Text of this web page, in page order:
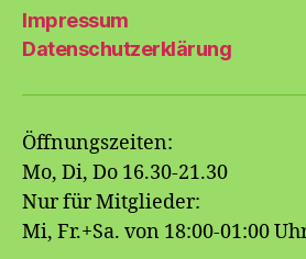
Impressum
Datenschutzerklärung
Öffnungszeiten:
Mo, Di, Do 16.30-21.30
Nur für Mitglieder:
Mi, Fr.+Sa. von 18:00-01:00